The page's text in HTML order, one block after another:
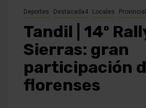
Deportes Destacada4 Locales
Tandil | 14º
Sierras: gran
participación
florenses